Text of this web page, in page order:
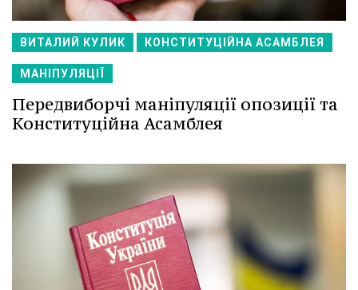
ВИТАЛИЙ КУЛИК КОНСТИТУЦІЙНА АСАМБЛЕЯ
МАНІПУЛЯЦІЇ
Передвиборчі маніпуляції опозиції та
Конституційна Асамблея